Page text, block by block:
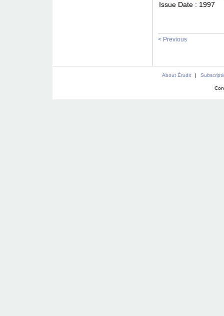
Issue Date : 1997
< Previous
About Érudit |